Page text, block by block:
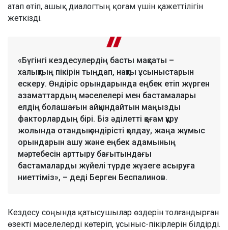
атап өтіп, ашық диалогтың қоғам үшін қажеттілігін
жеткізді.
«Бүгінгі кездесулердің басты мақсаты –
халықтың пікірін тыңдап, нақты ұсыныстарын
ескеру. Өндіріс орындарында еңбек етіп жүрген
азаматтардың мәселелері мен бастамалары
елдің болашағын айқындайтын маңызды
факторлардың бірі. Біз әділетті қоғам құру
жолында отандық өндірісті қолдау, жаңа жұмыс
орындарын ашу және еңбек адамының
мәртебесін арттыру бағытындағы
бастамаларды жүйелі түрде жүзеге асыруға
ниеттіміз», – деді Берген Беспалинов.
Кездесу соңында қатысушылар өздерін толғандырған
өзекті мәселелерді көтеріп, ұсыныс-пікірлерін білдірді.